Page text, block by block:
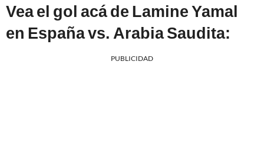
Vea el gol acá de Lamine Yamal
en España vs. Arabia Saudita:
PUBLICIDAD